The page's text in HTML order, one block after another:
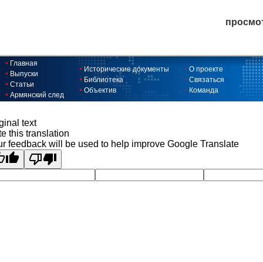
Главная
Выпуски
Статьи
Армянский след
Исторические документы
Библиотека
Объектив
О проекте
Связаться
Команда
text
this translation
feedback will be used to help improve Google Translate